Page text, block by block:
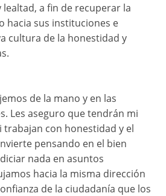
a fin de recuperar la
hacia sus instituciones e
cultura de la honestidad y
de la mano y en las
Les aseguro que tendrán mi
trabajan con honestidad y el
pensando en el bien
nada en asuntos
hacia la misma dirección
de la ciudadanía que los